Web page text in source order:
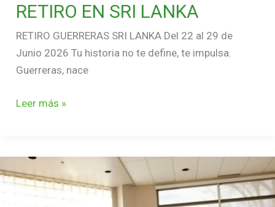
RETIRO EN SRI LANKA
RETIRO GUERRERAS SRI LANKA Del 22 al 29 de
Junio 2026 Tu historia no te define, te impulsa.
Guerreras, nace
Leer más »
DE
SEMANA